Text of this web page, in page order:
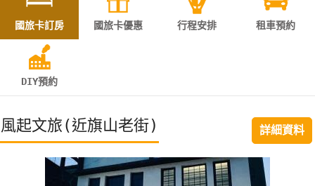
灣
訂
房
直接跟飯店訂房HOT
特
國旅卡訂房 國旅卡優惠 行程安排 租車預約
DIY預約
風起文旅(近旗山老街) 詳細資料